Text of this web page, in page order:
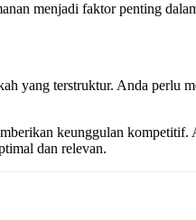
menjadi faktor penting
yang terstruktur. Anda
keunggulan
dan relevan.